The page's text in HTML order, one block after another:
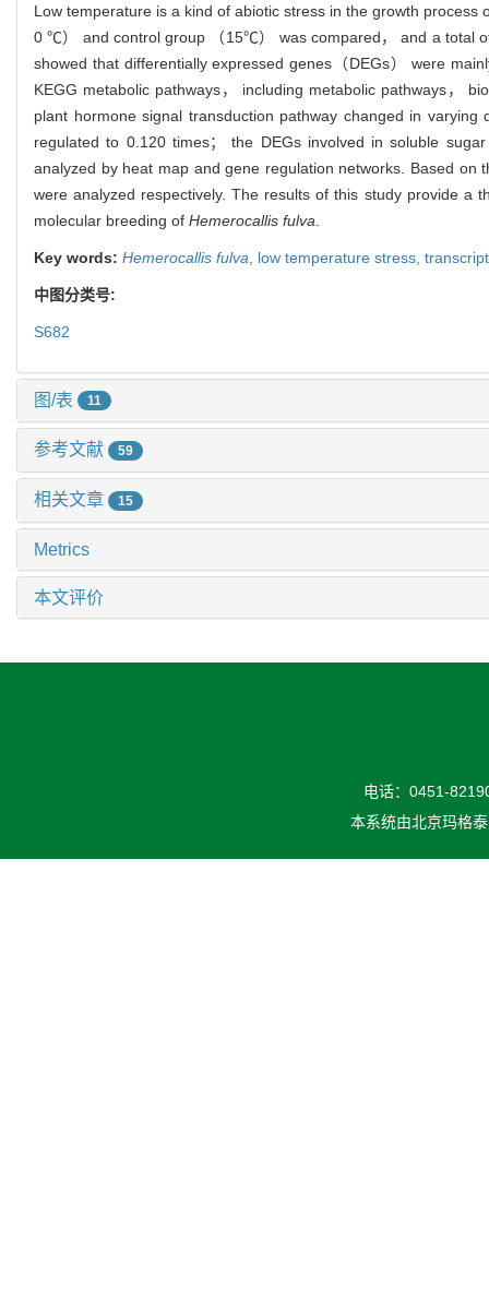
Low temperature is a kind of abiotic stress in the growth process
0 ℃） and control group （15℃） was compared， and a total
showed that differentially expressed genes（DEGs） were
KEGG metabolic pathways， including metabolic pathways，
plant hormone signal transduction pathway changed in
regulated to 0.120 times； the DEGs involved in soluble
analyzed by heat map and gene regulation networks. Based
were analyzed respectively. The results of this study provide a
molecular breeding of Hemerocallis fulva
Key words: Hemerocallis fulva low temperature stress,
中图分类号:
S682
图/表 11
参考文献 59
相关文章 15
Metrics
本文评价
电话：0451-
本系统由北京玛格